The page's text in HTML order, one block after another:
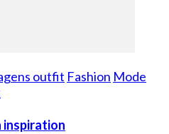
outfit Fashion Mode
inspiration